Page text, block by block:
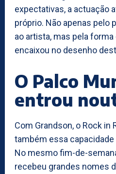
expectativas, a actuação
próprio. Não apenas pelo
ao artista, mas pela
encaixou no desenho
O Palco
entrou
Com Grandson, o Rock in
também essa
No mesmo fim-de-
recebeu grandes nomes